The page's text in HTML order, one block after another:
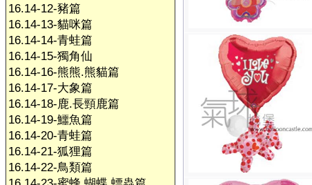
16.14-12-豬篇
16.14-13-貓咪篇
16.14-14-青蛙篇
16.14-15-獨角仙
16.14-16-熊熊.熊貓篇
16.14-17-大象篇
16.14-18-鹿.長頸鹿篇
16.14-19-鱷魚篇
16.14-20-青蛙篇
16.14-21-狐狸篇
16.14-22-鳥類篇